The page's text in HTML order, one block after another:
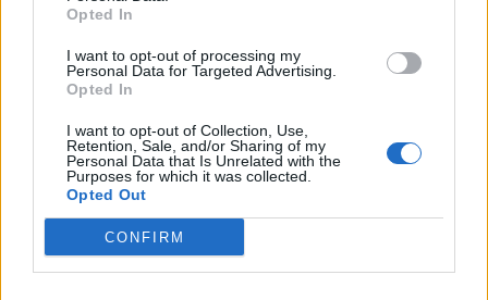
Opted In
I want to opt-out of processing my
Personal Data for Targeted Advertising.
Opted In
I want to opt-out of Collection, Use,
Retention, Sale, and/or Sharing of my
Personal Data that Is Unrelated with the
Purposes for which it was collected.
Opted Out
CONFIRM
Τρόπος Ζωής
Η πιο σπάνια ανθρώπινη τέχνη σήμερα είναι
να ακούς
27.07.26
Η αποξένωση της σύγχρονης ζωής δεν γεννιέται μόνο από τη
μοναξιά, αλλά και από την απουσία ανθρώπων που μπορούν
πραγματικά να ακούσουν χωρίς να κρίνουν.